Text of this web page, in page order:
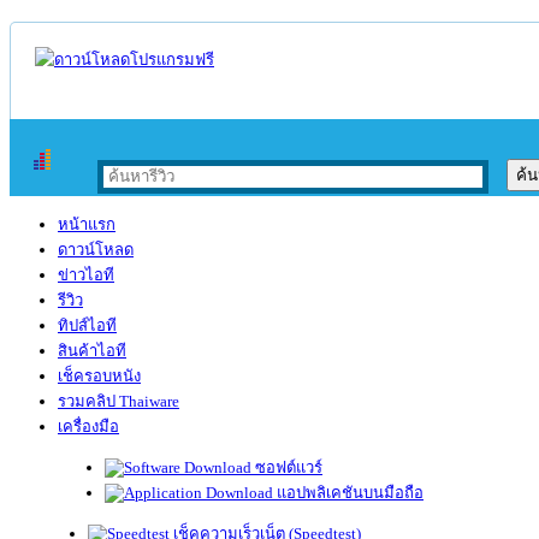
หน้าแรก
ดาวน์โหลด
ข่าวไอที
รีวิว
ทิปส์ไอที
สินค้าไอที
เช็ครอบหนัง
รวมคลิป Thaiware
เครื่องมือ
ซอฟต์แวร์
แอปพลิเคชันบนมือถือ
เช็คความเร็วเน็ต (Speedtest)